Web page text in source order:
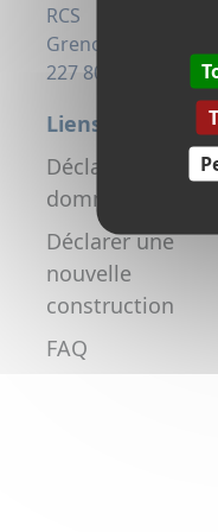
RCS
Grenoble 823
227 806
Liens utiles
Déclarer un
dommage réseau
Déclarer une
nouvelle
construction
FAQ